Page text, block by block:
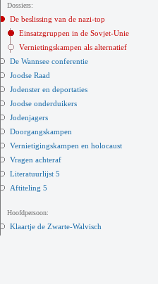
Dossiers:
De beslissing van de nazi-top
Einsatzgruppen in de Sovjet-Unie
Vernietingskampen als alternatief
De Wannsee conferentie
Joodse Raad
Jodenster en deportaties
Joodse onderduikers
Jodenjagers
Doorgangskampen
Vernietigingskampen en holocaust
Vragen achteraf
Literatuurlijst 5
Aftiteling 5
Hoofdpersoon:
Klaartje de Zwarte-Walvisch